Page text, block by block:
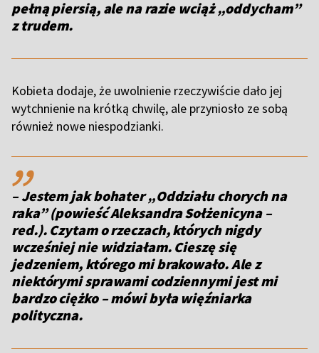
pełną piersią, ale na razie wciąż „oddycham”
z trudem.
Kobieta dodaje, że uwolnienie rzeczywiście dało jej
wytchnienie na krótką chwilę, ale przyniosło ze sobą
również nowe niespodzianki.
,,
– Jestem jak bohater „Oddziału chorych na
raka” (powieść Aleksandra Sołżenicyna –
red.). Czytam o rzeczach, których nigdy
wcześniej nie widziałam. Cieszę się
jedzeniem, którego mi brakowało. Ale z
niektórymi sprawami codziennymi jest mi
bardzo ciężko – mówi była więźniarka
polityczna.